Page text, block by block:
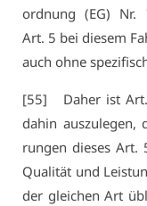
ord­nung (EG) Nr.
Art. 5 bei die­sem
auch oh­ne
[55] Da­her ist Art.
da­hin aus­zu­le­gen,
run­gen die­ses Art.
Qua­li­tät und
der glei­chen Art